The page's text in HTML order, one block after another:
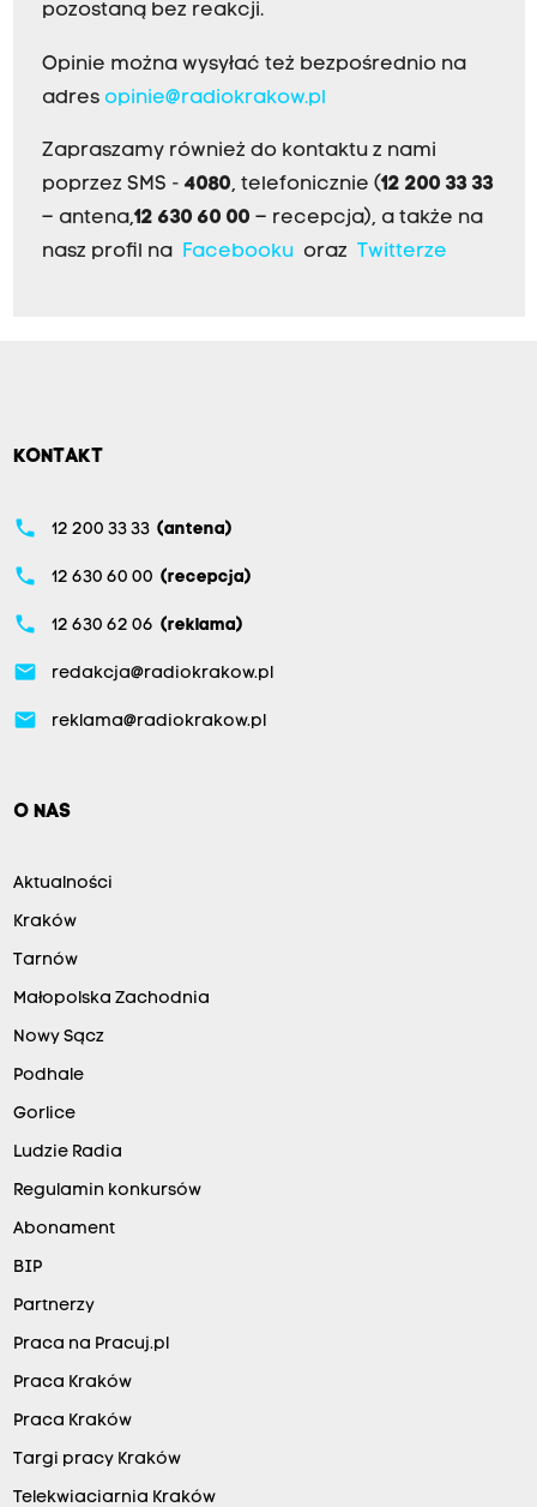
pozostaną bez reakcji.
Opinie można wysyłać też bezpośrednio na
adres opinie@radiokrakow.pl
Zapraszamy również do kontaktu z nami
poprzez SMS - 4080, telefonicznie (12 200 33 33
– antena,12 630 60 00 – recepcja), a także na
nasz profil na
Facebookuoraz Twitterze
KONTAKT
phone 12 200 33 33 (antena)
phone 12 630 60 00 (recepcja)
phone 12 630 62 06 (reklama)
email redakcja@radiokrakow.pl
email reklama@radiokrakow.pl
O NAS
Aktualności
Kraków
Tarnów
Małopolska Zachodnia
Nowy Sącz
Podhale
Gorlice
Ludzie Radia
Regulamin konkursów
Abonament
BIP
Partnerzy
Praca na Pracuj.pl
Praca Kraków
Praca Kraków
Targi pracy Kraków
Telekwiaciarnia Kraków